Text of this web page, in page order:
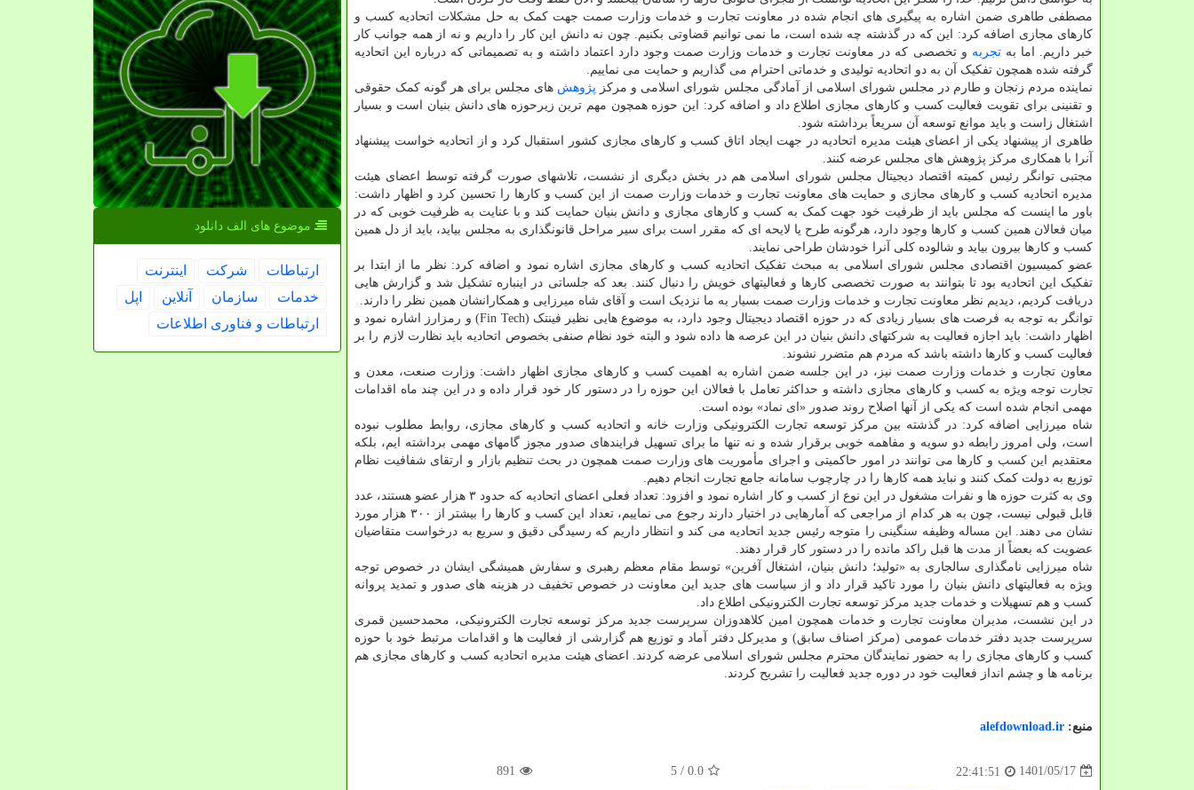
مصطفی طاهری ضمن اشاره به پیگیری های انجام شده در معاونت تجارت و خدمات وزارت صمت جهت کمک به حل مشکلات اتحادیه کسب و
کارهای مجازی اضافه کرد: این که در گذشته چه شده است، ما نمی توانیم قضاوتی بکنیم. چون نه دانش این کار را داریم و نه از همه جوانب کار
خبر داریم. اما بهتجربه و تخصصی که در معاونت تجارت و خدمات وزارت صمت وجود دارد اعتماد داشته و به تصمیماتی که درباره این اتحادیه
گرفته شده همچون تفکیک آن به دو اتحادیه تولیدی و خدماتی احترام می گذاریم و حمایت می نماییم.
نماینده مردم زنجان و طارم در مجلس شورای اسلامی از آمادگی مجلس شورای اسلامی و مرکز پژوهش های مجلس برای هر گونه کمک حقوقی
و تقنینی برای تقویت فعالیت کسب و کارهای مجازی اطلاع داد و اضافه کرد: این حوزه همچون مهم ترین زیرحوزه های دانش بنیان است و بسیار
اشتغال زاست و باید موانع توسعه آن سریعاً برداشته شود.
طاهری از پیشنهاد یکی از اعضای هیئت مدیره اتحادیه در جهت ایجاد اتاق کسب و کارهای مجازی کشور استقبال کرد و از اتحادیه خواست پیشنهاد
آنرا با همکاری مرکز پژوهش های مجلس عرضه کنند.
مجتبی توانگر رئیس کمیته اقتصاد دیجیتال مجلس شورای اسلامی هم در بخش دیگری از نشست، تلاشهای صورت گرفته توسط اعضای هیئت
مدیره اتحادیه کسب و کارهای مجازی و حمایت های معاونت تجارت و خدمات وزارت صمت از این کسب و کارها را تحسین کرد و اظهار داشت:
باور ما اینست که مجلس باید از ظرفیت خود جهت کمک به کسب و کارهای مجازی و دانش بنیان حمایت کند و با عنایت به ظرفیت خوبی که در
میان فعالان همین کسب و کارها وجود دارد، هرگونه طرح یا لایحه ای که مقرر است برای سیر مراحل قانونگذاری به مجلس بیاید، باید از دل همین
کسب و کارها بیرون بیاید و شالوده کلی آنرا خودشان طراحی نمایند.
عضو کمیسیون اقتصادی مجلس شورای اسلامی به مبحث تفکیک اتحادیه کسب و کارهای مجازی اشاره نمود و اضافه کرد: نظر ما از ابتدا بر
تفکیک این اتحادیه بود تا بتوانند به صورت تخصصی کارها و فعالیتهای خویش را دنبال کنند. بعد که جلساتی در اینباره تشکیل شد و گزارش هایی
دریافت کردیم، دیدیم نظر معاونت تجارت و خدمات وزارت صمت بسیار به ما نزدیک است و آقای شاه میرزایی و همکارانشان همین نظر را دارند.
توانگر به توجه به فرصت های بسیار زیادی که در حوزه اقتصاد دیجیتال وجود دارد، به موضوع هایی نظیر فینتک (Fin Tech) و رمزارز اشاره نمود و
اظهار داشت: باید اجازه فعالیت به شرکتهای دانش بنیان در این عرصه ها داده شود و البته خود نظام صنفی بخصوص اتحادیه باید نظارت لازم را بر
فعالیت کسب و کارها داشته باشد که مردم هم متضرر نشوند.
معاون تجارت و خدمات وزارت صمت نیز، در این جلسه ضمن اشاره به اهمیت کسب و کارهای مجازی اظهار داشت: وزارت صنعت، معدن و
تجارت توجه ویژه به کسب و کارهای مجازی داشته و حداکثر تعامل با فعالان این حوزه را در دستور کار خود قرار داده و در این چند ماه اقدامات
مهمی انجام شده است که یکی از آنها اصلاح روند صدور «ای نماد» بوده است.
شاه میرزایی اضافه کرد: در گذشته بین مرکز توسعه تجارت الکترونیکی وزارت خانه و اتحادیه کسب و کارهای مجازی، روابط مطلوب نبوده
است، ولی امروز رابطه دو سویه و مفاهمه خوبی برقرار شده و نه تنها ما برای تسهیل فرایندهای صدور مجوز گامهای مهمی برداشته ایم، بلکه
معتقدیم این کسب و کارها می توانند در امور حاکمیتی و اجرای مأموریت های وزارت صمت همچون در بحث تنظیم بازار و ارتقای شفافیت نظام
توزیع به دولت کمک کنند و نباید همه کارها را در چارچوب سامانه جامع تجارت انجام دهیم.
وی به کثرت حوزه ها و نفرات مشغول در این نوع از کسب و کار اشاره نمود و افزود: تعداد فعلی اعضای اتحادیه که حدود ۳ هزار عضو هستند، عدد
قابل قبولی نیست، چون به هر کدام از مراجعی که آمارهایی در اختیار دارند رجوع می نماییم، تعداد این کسب و کارها را بیشتر از ۳۰۰ هزار مورد
نشان می دهند. این مساله وظیفه سنگینی را متوجه رئیس جدید اتحادیه می کند و انتظار داریم که رسیدگی دقیق و سریع به درخواست متقاضیان
عضویت که بعضاً از مدت ها قبل راکد مانده را در دستور کار قرار دهند.
شاه میرزایی نامگذاری سالجاری به «تولید؛ دانش بنیان، اشتغال آفرین» توسط مقام معظم رهبری و سفارش همیشگی ایشان در خصوص توجه
ویژه به فعالیتهای دانش بنیان را مورد تاکید قرار داد و از سیاست های جدید این معاونت در خصوص تخفیف در هزینه های صدور و تمدید پروانه
کسب و هم تسهیلات و خدمات جدید مرکز توسعه تجارت الکترونیکی اطلاع داد.
در این نشست، مدیران معاونت تجارت و خدمات همچون امین کلاهدوزان سرپرست جدید مرکز توسعه تجارت الکترونیکی، محمدحسین قمری
سرپرست جدید دفتر خدمات عمومی (مرکز اصناف سابق) و مدیرکل دفتر آماد و توزیع هم گزارشی از فعالیت ها و اقدامات مرتبط خود با حوزه
کسب و کارهای مجازی را به حضور نمایندگان محترم مجلس شورای اسلامی عرضه کردند. اعضای هیئت مدیره اتحادیه کسب و کارهای مجازی هم
برنامه ها و چشم انداز فعالیت خود در دوره جدید فعالیت را تشریح کردند.
منبع: alefdownload.ir
1401/05/17
22:41:51
0.0
/ 5
891
موضوع های الف دانلود
ارتباطات شركت
اینترنت
خدمات
سازمان آنلاین
اپل
ارتباطات و فناوری اطلاعات